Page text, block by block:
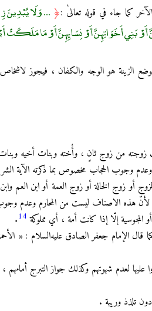
كما جاء في قوله تعالىٰ :﴿ ... وَلَا يُبْدِينَ
أَوْ بَنِي أَخَوَاتِهِنَّ أَوْ نِسَائِهِنَّ أَوْ مَا مَلَكَتْ
الزينة هو الوجه والكفان ، فيجوز
زوجته من زوج ثانٍ ، وأُخته وبنات أخيه
وجوب الحجاب مخصوص بما ذكرته الآية
أو زوج الخالة أو زوج العمة أو ابن العم
لأنّ هذه الاصناف ليست من المحارم وعدم
أو المجوسية إلّا إذا كانت أمة ، أي مملوكة 14
.
الإمام جعفر الصادق عليه‌السلام : «
عليها لعدم شهوتهم وكذلك جواز التبرج أمامهم
دون تلذذ وريبة .